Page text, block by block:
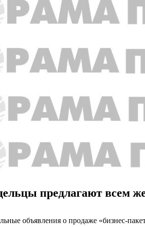
предлагают всем
объявления о продаже «бизнес-